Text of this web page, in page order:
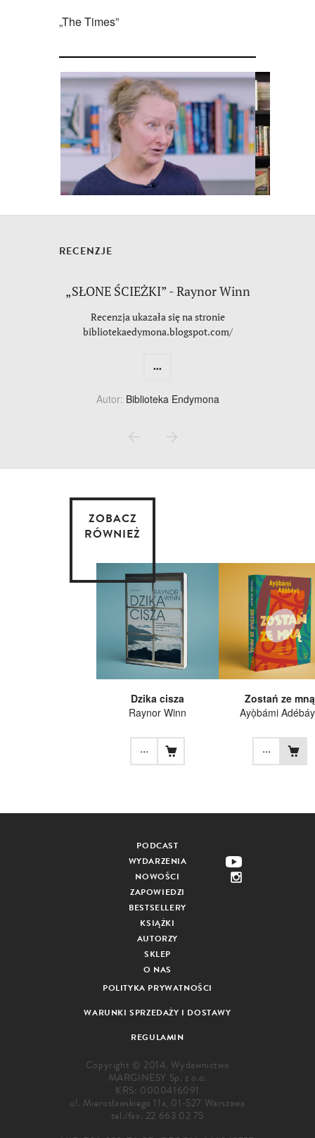
„The Times”
RECENZJE
„SŁONE ŚCIEŻKI” - Raynor Winn
Recenzja ukazała się na stronie
bibliotekaedymona.blogspot.com/
...
Autor: Biblioteka Endymona
ZOBACZ
RÓWNIEŻ
Dzika cisza
Raynor Winn
...
Zostań ze mną
Ayọ̀bámi
...
PODCAST
WYDARZENIA
NOWOŚCI
ZAPOWIEDZI
BESTSELLERY
KSIĄŻKI
AUTORZY
SKLEP
O NAS
POLITYKA PRYWATNOŚCI
WARUNKI SPRZEDAŻY I DOSTAWY
REGULAMIN
Copyright © 2014. Wydawnictwo
MARGINESY Sp. z o.o.
KRS: 0000416091
ul. Mierosławskiego 11a, 01-527 Warszawa
tel./fax. 22 663 02 75